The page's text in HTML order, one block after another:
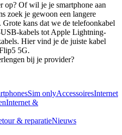
op? Of wil je je smartphone aan
zoek je gewoon een langere
kans dat we de telefoonkabel
kabels tot Apple Lightning-
Hier vind je de juiste kabel
5G.
bij je provider?
Sim onlyAccessoiresInternet
Internet &
& reparatieNieuws